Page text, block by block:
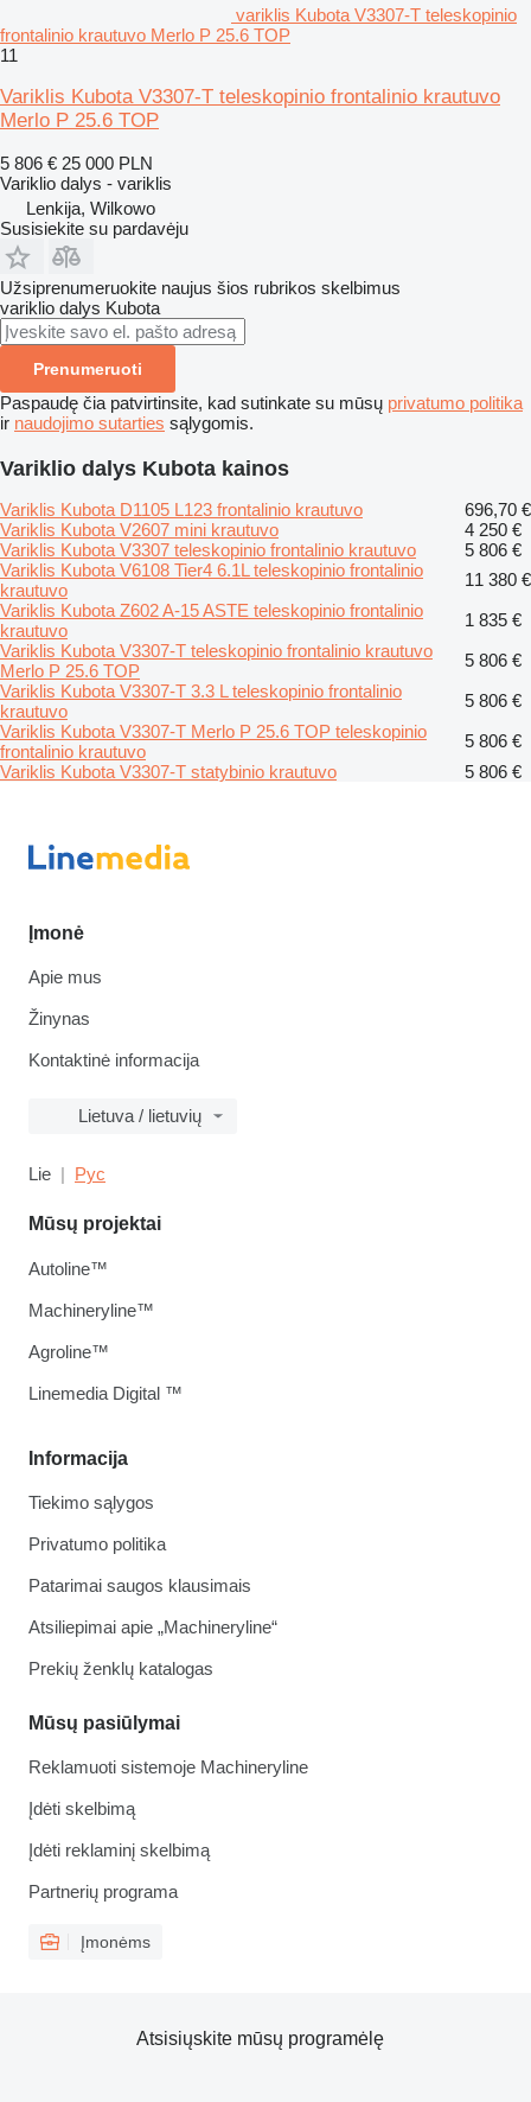
variklis Kubota V3307-T teleskopinio
frontalinio krautuvo Merlo P 25.6 TOP
11
Variklis Kubota V3307-T teleskopinio frontalinio krautuvo
Merlo P 25.6 TOP
5 806 € 25 000 PLN
Variklio dalys - variklis
Lenkija, Wilkowo
Susisiekite su pardavėju
Užsiprenumeruokite naujus šios rubrikos skelbimus
variklio dalys Kubota
Prenumeruoti
Paspaudę čia patvirtinsite, kad sutinkate su mūsų privatumo politika
ir naudojimo sutarties sąlygomis.
Variklio dalys Kubota kainos
Variklis Kubota D1105 L123 frontalinio krautuvo
696,70 €
Variklis Kubota V2607 mini krautuvo
4 250 €
Variklis Kubota V3307 teleskopinio frontalinio krautuvo
5 806 €
Variklis Kubota V6108 Tier4 6.1L teleskopinio frontalinio
krautuvo
11 380 €
Variklis Kubota Z602 A-15 ASTE teleskopinio frontalinio
krautuvo
1 835 €
Variklis Kubota V3307-T teleskopinio frontalinio krautuvo
Merlo P 25.6 TOP
5 806 €
Variklis Kubota V3307-T 3.3 L teleskopinio frontalinio
krautuvo
5 806 €
Variklis Kubota V3307-T Merlo P 25.6 TOP teleskopinio
frontalinio krautuvo
5 806 €
Variklis Kubota V3307-T statybinio krautuvo
5 806 €
Įmonė
Apie mus
Žinynas
Kontaktinė informacija
Lietuva / lietuvių
Lie Рус
Informacija
Tiekimo sąlygos
Privatumo politika
Patarimai saugos klausimais
Atsiliepimai apie „Machineryline“
Prekių ženklų katalogas
Mūsų pasiūlymai
Reklamuoti sistemoje Machineryline
Įdėti skelbimą
Įdėti reklaminį skelbimą
Partnerių programa
Įmonėms
Mūsų projektai
Autoline™
Machineryline™
Agroline™
Linemedia Digital ™
Atsisiųskite mūsų programėlę